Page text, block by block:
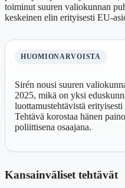
toiminut suuren valiokunnan
keskeinen elin erityisesti EU-
HUOMIONARVOISTA
Sirén nousi suuren
2025, mikä on yksi
luottamustehtävistä
Tehtävä korostaa hänen
poliittisena osaajana.
Kansainväliset tehtävät